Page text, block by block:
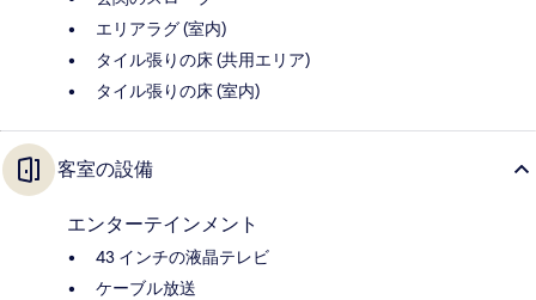
エリアラグ (室内)
タイル張りの床 (共用エリア)
タイル張りの床 (室内)
客室の設備
エンターテインメント
43 インチの液晶テレビ
ケーブル放送